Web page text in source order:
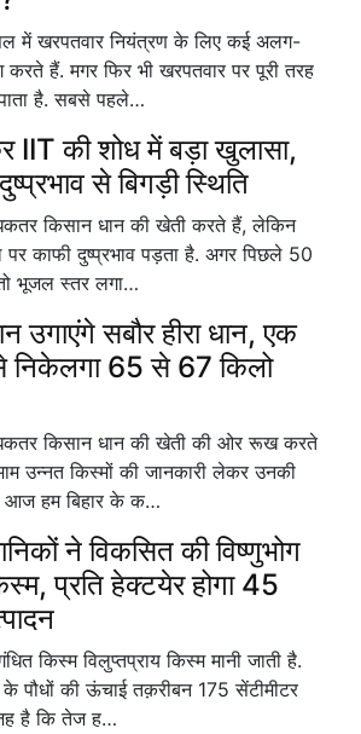
में खरपतवार नियंत्रण के लिए कई अलग-
हैं. मगर फिर भी खरपतवार पर पूरी तरह
है. सबसे पहले…
की शोध में बड़ा खुलासा,
से बिगड़ी स्थिति
किसान धान की खेती करते हैं, लेकिन
काफी दुष्प्रभाव पड़ता है. अगर पिछले 50
भूजल स्तर लगा…
उगाएंगे सबौर हीरा धान, एक
निकेलगा 65 से 67 किलो
किसान धान की खेती की ओर रूख करते
उन्नत किस्मों की जानकारी लेकर उनकी
आज हम बिहार के क…
ने विकसित की विष्णुभोग
प्रति हेक्टयेर होगा 45
किस्म विलुप्तप्राय किस्म मानी जाती है.
पौधों की ऊंचाई तक़रीबन 175 सेंटीमीटर
है कि तेज ह…